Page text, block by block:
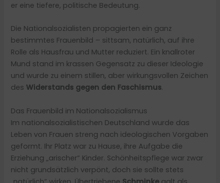
er eine tiefere, politische Bedeutung.
Die Nationalsozialisten propagierten ein ganz
bestimmtes Frauenbild – sittsam, natürlich, auf ihre
Rolle als Hausfrau und Mutter reduziert. Ein knallroter
Mund stand im krassen Gegensatz zu dieser Ideologie
und wurde zu einem stillen, aber wirkungsvollen Zeichen
des Widerstands gegen den Faschismus.
Das Frauenbild im Nationalsozialismus
Im nationalsozialistischen Deutschland wurde das
Leben von Frauen streng nach ideologischen Vorgaben
geformt. Ihr Platz war zu Hause, ihre Aufgabe die
Erziehung „arischer“ Kinder. Schönheitspflege war zwar
nicht grundsätzlich verpönt, doch sie sollte stets